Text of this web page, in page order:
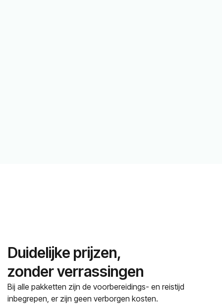
Duidelijke prijzen,
zonder verrassingen
Bij alle pakketten zijn de voorbereidings- en reistijd
inbegrepen, er zijn geen verborgen kosten.